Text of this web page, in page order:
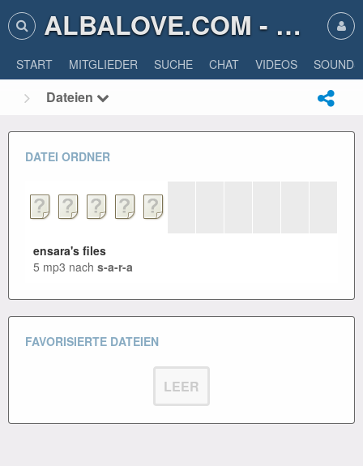
ALBALOVE.COM - ALBA LOVE
START MITGLIEDER SUCHE CHAT VIDEOS SOUNDS
Dateien
DATEI ORDNER
ensara's files
5 mp3 nach s-a-r-a
FAVORISIERTE DATEIEN
LEER